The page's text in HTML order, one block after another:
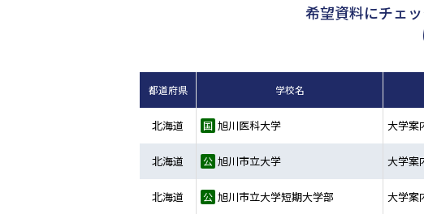
希望資料にチェ
都道府県 学校名
北海道 旭川医科大学 大学案
北海道 旭川市立大学 大学案
北海道 旭川市立大学短期大学部 大学案